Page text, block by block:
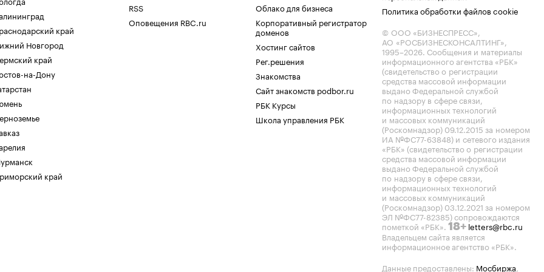
край
Новгород
край
на-Дону
край
RSS
Оповещения RBC.ru
Облако для бизнеса
Корпоративный регистратор
доменов
Хостинг сайтов
Рег.решения
Знакомства
Сайт знакомств podbor.ru
РБК Курсы
Школа управления РБК
Политика обработки файлов cookie
© ООО «БИЗНЕСПРЕСС»,
АО «РОСБИЗНЕСКОНСАЛТИНГ»,
1995–2026. Сообщения и материалы
информационного агентства «РБК»
(свидетельство о регистрации
средства массовой информации
выдано Федеральной службой
по надзору в сфере связи,
информационных технологий
и массовых коммуникаций
(Роскомнадзор) 09.12.2015 за номером
ИА №ФС77-63848) и сетевого издания
«РБК» (свидетельство о регистрации
средства массовой информации
выдано Федеральной службой
по надзору в сфере связи,
информационных технологий
и массовых коммуникаций
(Роскомнадзор) 03.12.2021 за номером
ЭЛ №ФС77-82385) сопровождаются
пометкой «РБК». 18+ letters@rbc.ru
Владельцем сайта является
информационное агентство «РБК».
Данные предоставлены: Мосбиржа,